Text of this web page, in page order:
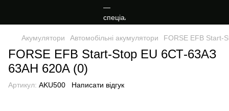
Акумулятори Автомобільні акумулятори FORSE EFB Start-
FORSE EFB Start-Stop EU 6СТ-63АЗ
63AH 620A (0)
Артикул: AKU500 Написати відгук